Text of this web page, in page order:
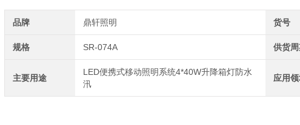
品牌 鼎轩照明 货号
规格 SR-074A 供货
主要用途
LED便携式移动照明系统4*40W升降箱灯防水
汛
应用